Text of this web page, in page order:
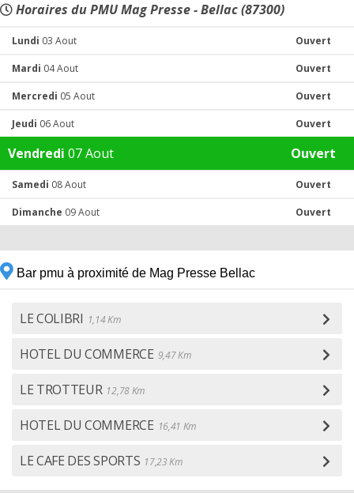
Horaires du PMU Mag Presse - Bellac (87300)
Lundi 03 Aout Ouvert
Mardi 04 Aout Ouvert
Mercredi 05 Aout Ouvert
Jeudi 06 Aout Ouvert
Vendredi 07 Aout Ouvert
Samedi 08 Aout Ouvert
Dimanche 09 Aout Ouvert
Bar pmu à proximité de Mag Presse Bellac
LE COLIBRI 1,14 Km
HOTEL DU COMMERCE 9,47 Km
LE TROTTEUR 12,78 Km
HOTEL DU COMMERCE 16,41 Km
LE CAFE DES SPORTS 17,23 Km